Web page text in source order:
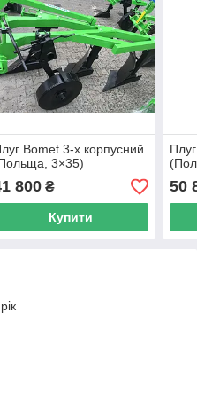
Bomet 3-х корпусний
3×35)
800₴
Купити
50